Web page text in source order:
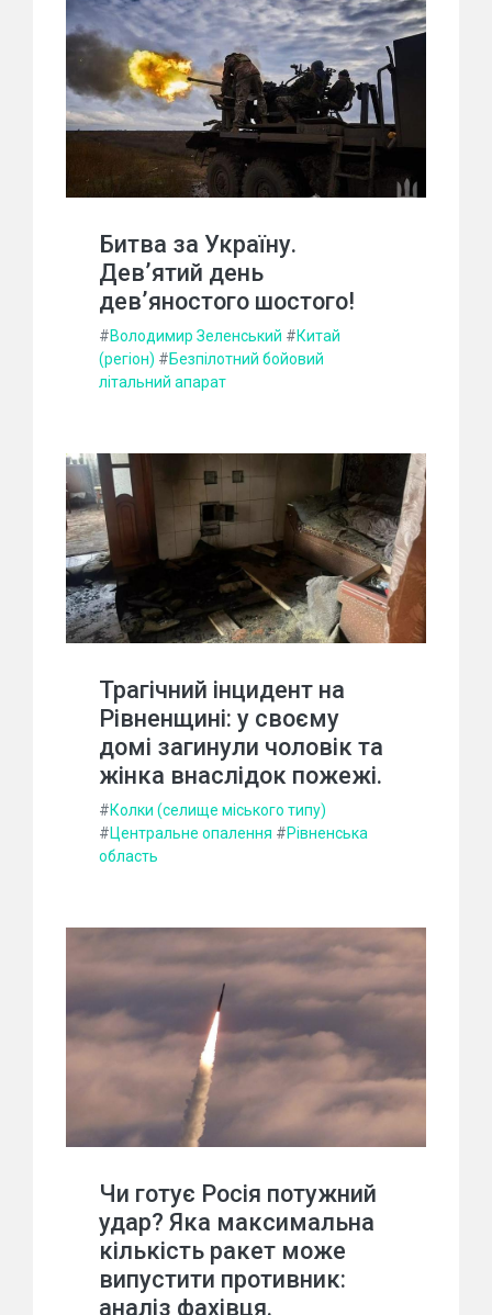
Битва за Україну.
Дев’ятий день
дев’яностого шостого!
#Володимир Зеленський #Китай
(регіон) #Безпілотний бойовий
літальний апарат
Трагічний інцидент на
Рівненщині: у своєму
домі загинули чоловік та
жінка внаслідок пожежі.
#Колки (селище міського типу)
#Центральне опалення #Рівненська
область
Чи готує Росія потужний
удар? Яка максимальна
кількість ракет може
випустити противник:
аналіз фахівця.